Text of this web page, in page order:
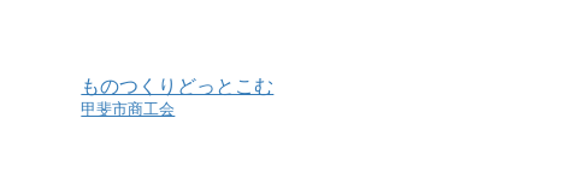
ものつくりどっとこむ
甲斐市商工会